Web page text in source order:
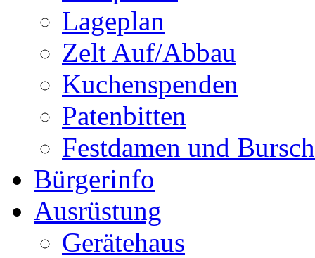
Lageplan
Zelt Auf/Abbau
Kuchenspenden
Patenbitten
Festdamen und
Bürgerinfo
Ausrüstung
Gerätehaus